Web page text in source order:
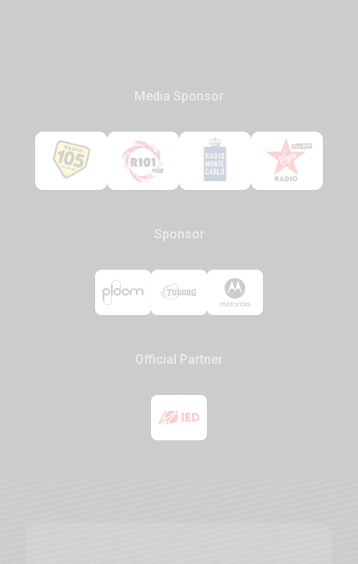
Media Sponsor
Sponsor
Official Partner